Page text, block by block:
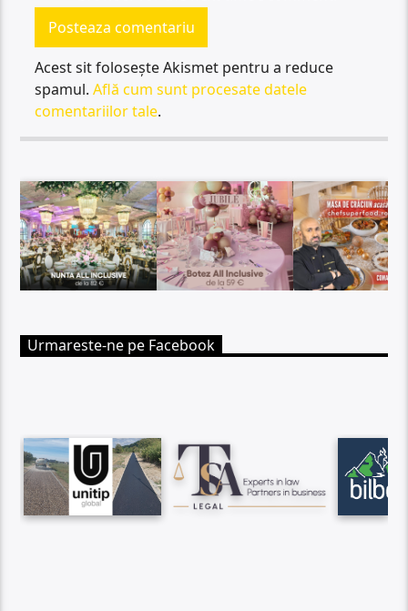
Acest sit folosește Akismet pentru a reduce
spamul.Află cum sunt procesate datele
comentariilor tale.
Urmareste-ne pe Facebook